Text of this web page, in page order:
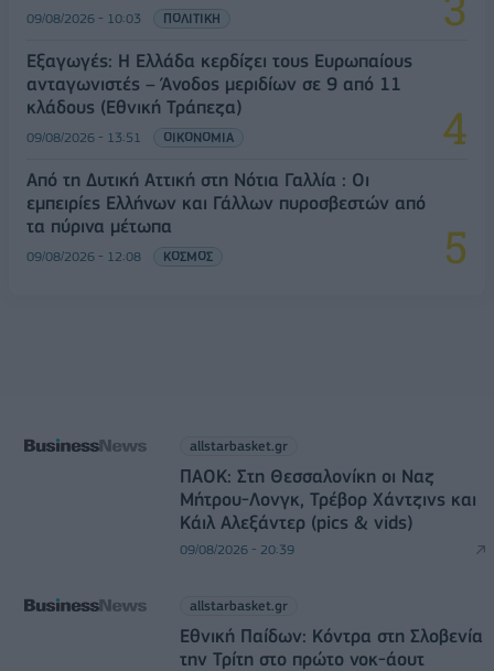
09/08/2026 - 10:03 ΠΟΛΙΤΙΚΗ
Εξαγωγές: Η Ελλάδα κερδίζει τους Ευρωπαίους
ανταγωνιστές – Άνοδος μεριδίων σε 9 από 11
κλάδους (Εθνική Τράπεζα)
09/08/2026 - 13:51 ΟΙΚΟΝΟΜΙΑ
Από τη Δυτική Αττική στη Νότια Γαλλία : Οι
εμπειρίες Ελλήνων και Γάλλων πυροσβεστών από
τα πύρινα μέτωπα
09/08/2026 - 12:08 ΚΟΣΜΟΣ
allstarbasket.gr
ΠΑΟΚ: Στη Θεσσαλονίκη οι Ναζ
Μήτρου-Λονγκ, Τρέβορ Χάντζινς και
Κάιλ Αλεξάντερ (pics & vids)
09/08/2026 - 20:39
allstarbasket.gr
Εθνική Παίδων: Κόντρα στη Σλοβενία
την Τρίτη στο πρώτο νοκ-άουτ